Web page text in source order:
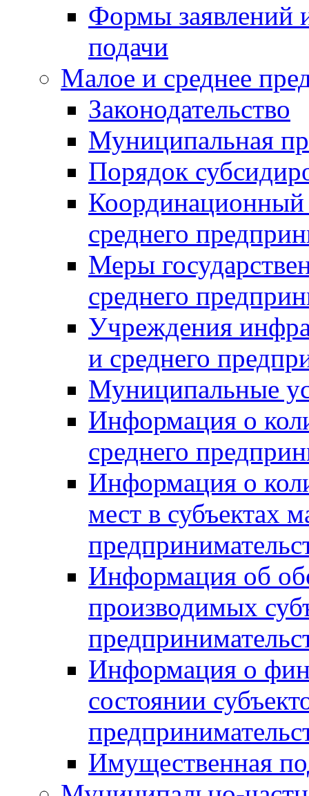
Формы заявлений
подачи
Малое и среднее
Законодательство
Муниципальная
Порядок
Координационный
среднего
Меры
среднего
Учреждения
и среднего
Муниципальные
Информация о
среднего
Информация о
мест в субъектах
Информация об
производимых
Информация о
состоянии
Имущественная